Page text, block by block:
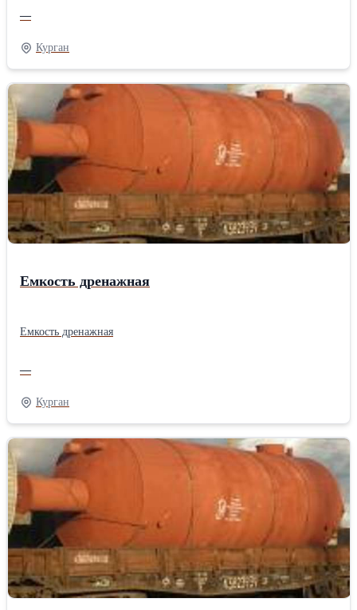
подземных хранилищах, а также на газоперерабатывающих и
нефтеперерабатывающих заводах.Производитель: ЗАО "НПО
"ММЗ"
—
Курган
Емкость дренажная
Емкость дренажная
—
Курган